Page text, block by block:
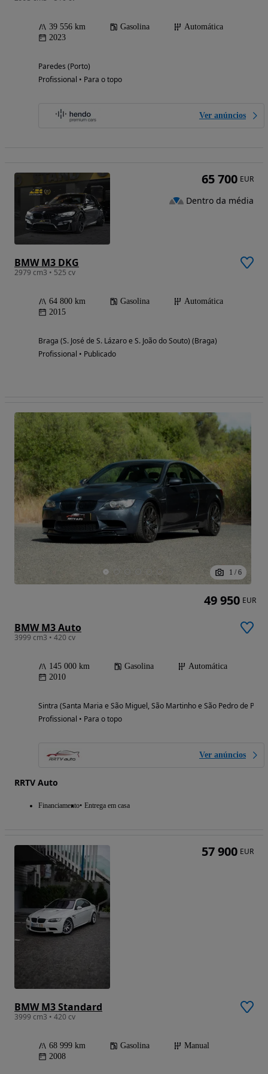
39 556 km Gasolina
Automática
2023
Paredes (Porto)
Profissional • Para o topo
Ver anúncios
BMW M3 DKG
2979 cm3 • 525 cv
64 800 km Gasolina
Automática
2015
Braga (S. José de S. Lázaro e S. João do Souto) (Braga)
Profissional • Publicado
65 700 EUR
Dentro da média
1 / 6
BMW M3 Auto
3999 cm3 • 420 cv
145 000 km Gasolina
Automática
2010
Sintra (Santa Maria e São Miguel, São Martinho e São Pedro de
Profissional • Para o topo
Ver anúncios
RRTV Auto
Financiamento Entrega em casa
49 950 EUR
BMW M3 Standard
3999 cm3 • 420 cv
68 999 km Gasolina
Manual
2008
57 900 EUR